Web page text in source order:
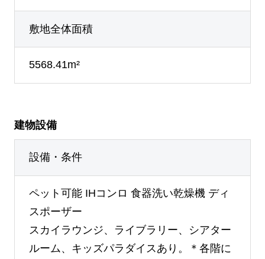
敷地全体面積
5568.41m²
建物設備
設備・条件
ペット可能 IHコンロ 食器洗い乾燥機 ディ
スポーザー
スカイラウンジ、ライブラリー、シアター
ルーム、キッズパラダイスあり。＊各階に